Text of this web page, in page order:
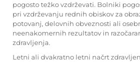
pogosto težko vzdrževati. Bolniki
pri vzdrževanju rednih obiskov za
potovanj, delovnih obveznosti ali
neenakomernih rezultatov in
zdravljenja.
Letni ali dvakratno letni načrt